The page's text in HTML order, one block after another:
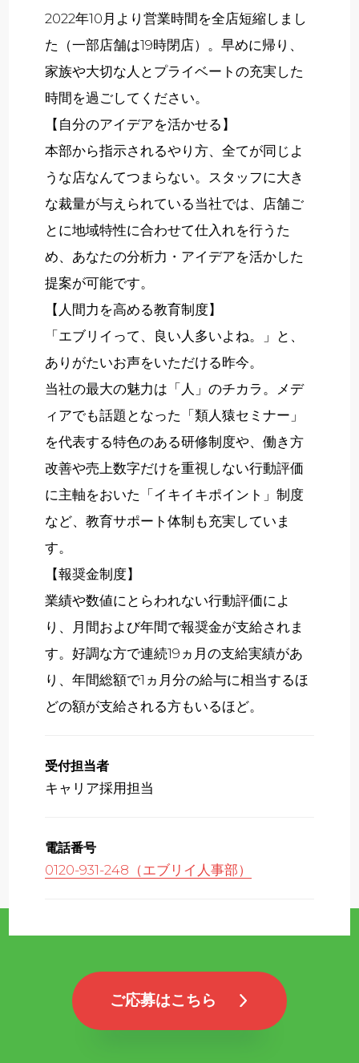
2022年10月より営業時間を全店短縮しまし
た（一部店舗は19時閉店）。早めに帰り、
家族や大切な人とプライベートの充実した
時間を過ごしてください。
【自分のアイデアを活かせる】
本部から指示されるやり方、全てが同じよ
うな店なんてつまらない。スタッフに大き
な裁量が与えられている当社では、店舗ご
とに地域特性に合わせて仕入れを行うた
め、あなたの分析力・アイデアを活かした
提案が可能です。
【人間力を高める教育制度】
「エブリイって、良い人多いよね。」と、
ありがたいお声をいただける昨今。
当社の最大の魅力は「人」のチカラ。メデ
ィアでも話題となった「類人猿セミナー」
を代表する特色のある研修制度や、働き方
改善や売上数字だけを重視しない行動評価
に主軸をおいた「イキイキポイント」制度
など、教育サポート体制も充実していま
す。
【報奨金制度】
業績や数値にとらわれない行動評価によ
り、月間および年間で報奨金が支給されま
す。好調な方で連続19ヵ月の支給実績があ
り、年間総額で1ヵ月分の給与に相当するほ
どの額が支給される方もいるほど。
受付担当者
キャリア採用担当
電話番号
0120-931-248（エブリイ人事部）
ご応募はこちら